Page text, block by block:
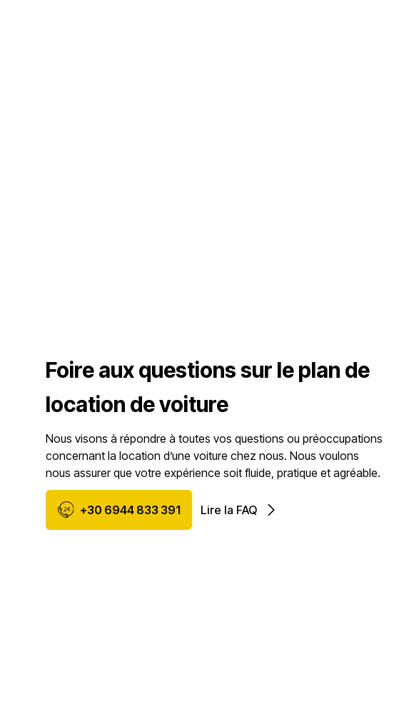
Foire aux questions sur le plan de
location de voiture
Nous visons à répondre à toutes vos questions ou préoccupations
concernant la location d’une voiture chez nous. Nous voulons
nous assurer que votre expérience soit fluide, pratique et agréable.
+30 6944 833 391 Lire la FAQ